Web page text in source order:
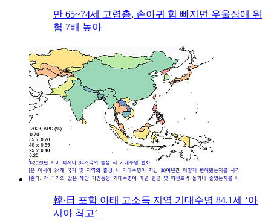
만 65~74세 고령층, 손아귀 힘 빠지면 우울장애 위
험 7배 높아
韓·日 포함 아태 고소득 지역 기대수명 84.1세 ‘아
시아 최고’